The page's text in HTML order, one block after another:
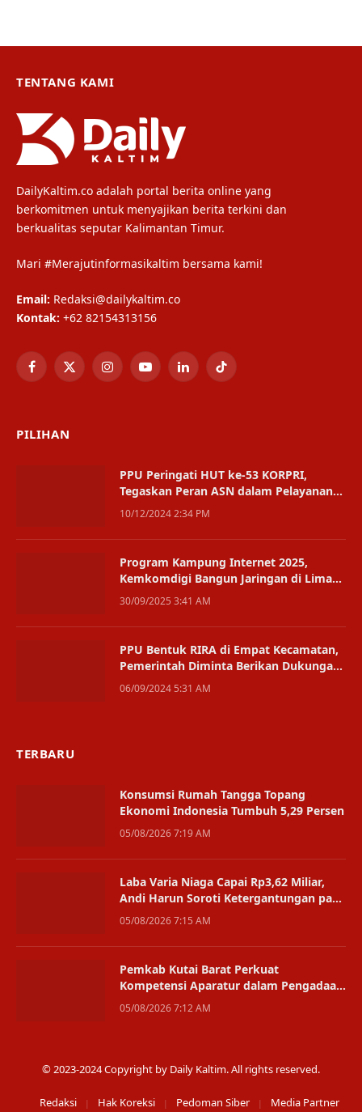
TENTANG KAMI
DailyKaltim.co adalah portal berita online yang
berkomitmen untuk menyajikan berita terkini dan
berkualitas seputar Kalimantan Timur.
Mari #Merajutinformasikaltim bersama kami!
Email: Redaksi@dailykaltim.co
Kontak: +62 82154313156
Facebook
X
InstagramYouTubeLinkedInTikTok
PILIHAN
PPU Peringati HUT ke-53 KORPRI,
Tegaskan Peran ASN dalam Pelayanan
Publik
10/12/2024 2:34 PM
Program Kampung Internet 2025,
Kemkomdigi Bangun Jaringan di Lima
Provinsi
30/09/2025 3:41 AM
PPU Bentuk RIRA di Empat Kecamatan,
Pemerintah Diminta Berikan Dukungan
Fasilitas
06/09/2024 5:31 AM
TERBARU
Konsumsi Rumah Tangga Topang
Ekonomi Indonesia Tumbuh 5,29 Persen
05/08/2026 7:19 AM
Laba Varia Niaga Capai Rp3,62 Miliar,
Andi Harun Soroti Ketergantungan pada
Satu Bisnis
05/08/2026 7:15 AM
Pemkab Kutai Barat Perkuat
Kompetensi Aparatur dalam Pengadaan
Digital
05/08/2026 7:12 AM
© 2023-2024 Copyright by Daily Kaltim. All rights reserved.
Redaksi Hak Koreksi Pedoman Siber Media Partner